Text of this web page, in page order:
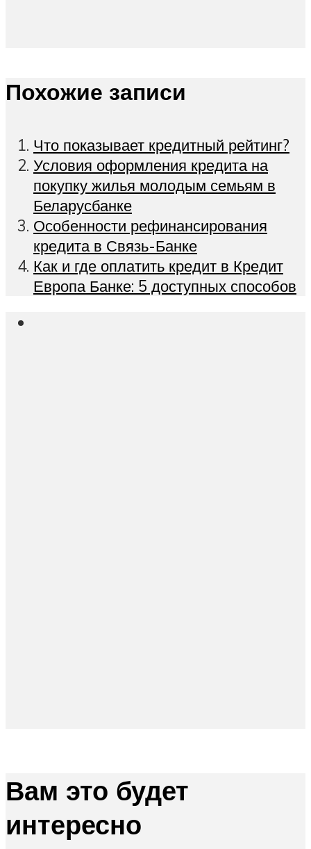
Похожие записи
Что показывает кредитный рейтинг?
Условия оформления кредита на
покупку жилья молодым семьям в
Беларусбанке
Особенности рефинансирования
кредита в Связь-Банке
Как и где оплатить кредит в Кредит
Европа Банке: 5 доступных способов
Вам это будет
интересно